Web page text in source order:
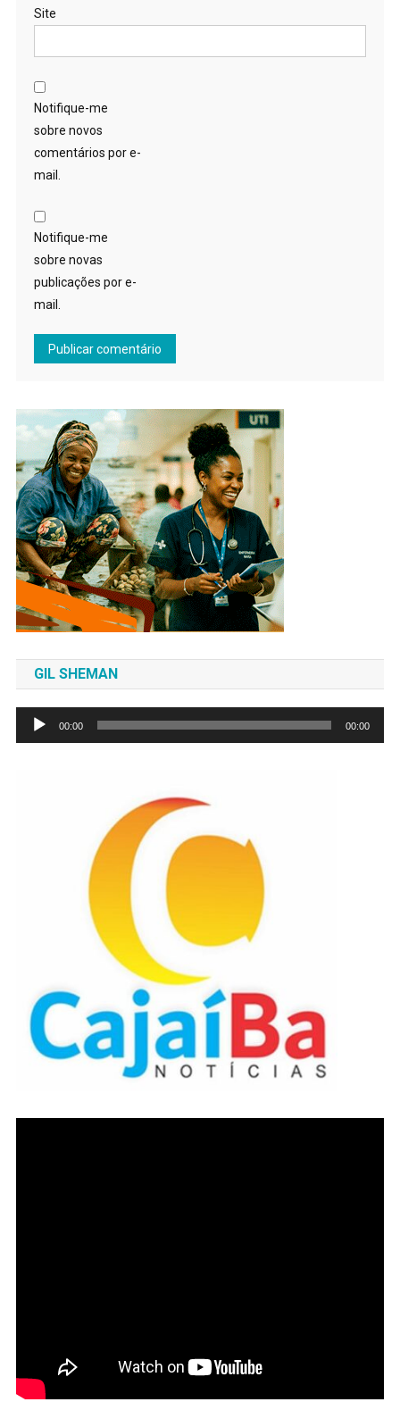
Site
Notifique-me
sobre novos
comentários por e-
mail.
Notifique-me
sobre novas
publicações por e-
mail.
GIL SHEMAN
Tocador
00:00 00:00